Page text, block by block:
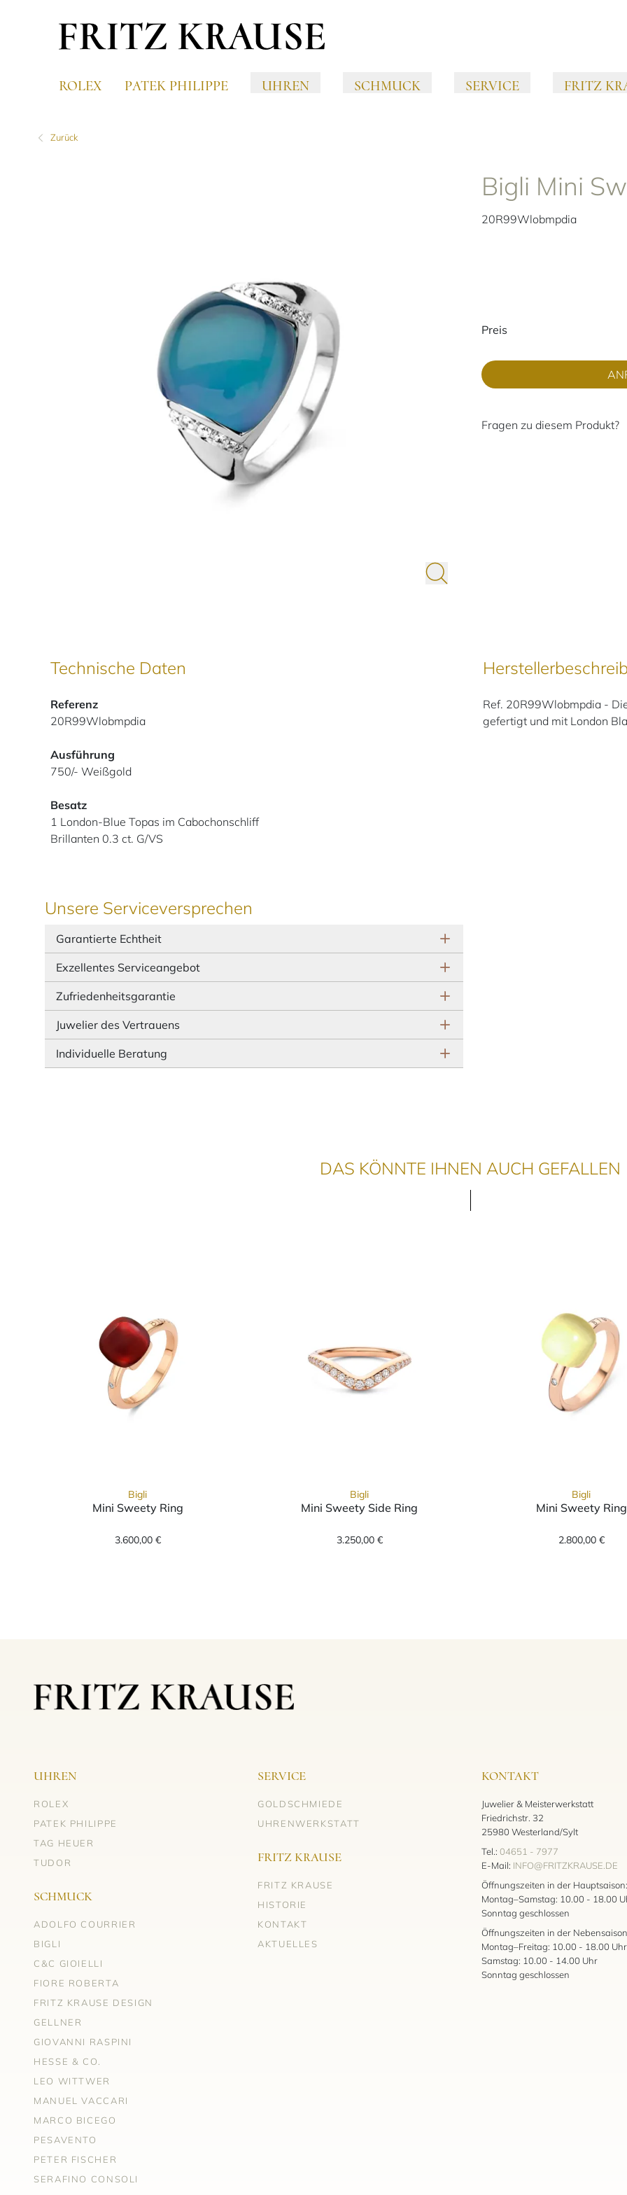
ROLEX PATEK PHILIPPE UHREN SCHMUCK SERVICE FRITZ
Zurück
Bigli Mini
20R99Wlobmpdia
Preis
Fragen zu diesem Produkt?
Technische Daten
Referenz
20R99Wlobmpdia
Ausführung
750/- Weißgold
Besatz
1 London-Blue Topas im Cabochonschliff
Brillanten 0.3 ct. G/VS
Ref. 20R99Wlobmpdia -
gefertigt und mit London
Unsere Serviceversprechen
Garantierte Echtheit
Exzellentes Serviceangebot
Zufriedenheitsgarantie
Juwelier des Vertrauens
Individuelle Beratung
DAS KÖNNTE IHNEN AUCH GEFALLEN
Bigli
Mini Sweety Ring
3.600,00 €
Bigli
Mini Sweety Side Ring
3.250,00 €
Bigli
Mini Sweety Ring
2.800,00 €
UHREN
ROLEX
PATEK PHILIPPE
TAG HEUER
TUDOR
SCHMUCK
ADOLFO COURRIER
BIGLI
C&C GIOIELLI
FIORE ROBERTA
FRITZ KRAUSE DESIGN
GELLNER
GIOVANNI RASPINI
HESSE & CO.
LEO WITTWER
MANUEL VACCARI
MARCO BICEGO
PESAVENTO
PETER FISCHER
SERAFINO CONSOLI
SERVICE
GOLDSCHMIEDE
UHRENWERKSTATT
FRITZ KRAUSE
FRITZ KRAUSE
HISTORIE
KONTAKT
AKTUELLES
KONTAKT
Juwelier & Meisterwerkstatt
Friedrichstr. 32
25980 Westerland/Sylt
Tel.: 04651 - 7977
E-Mail: INFO@FRITZKRAUSE.DE
Öffnungszeiten in der Hauptsaison:
Montag–Samstag: 10.00 - 18.00
Sonntag geschlossen
Öffnungszeiten in der
Montag–Freitag: 10.00 - 18.00 Uhr
Samstag: 10.00 - 14.00 Uhr
Sonntag geschlossen